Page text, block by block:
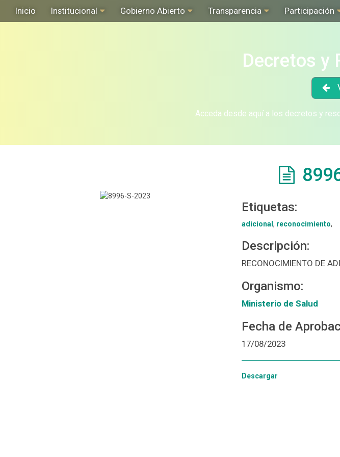
Inicio Institucional Gobierno Abierto Transparencia Participación
Decretos y
Acceda desde aquí a los decretos y
Etiquetas:
adicional , reconocimiento,
Descripción:
RECONOCIMIENTO DE
Organismo:
Ministerio de Salud
Fecha de
17/08/2023
Descargar